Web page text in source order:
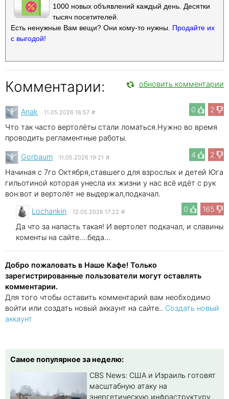
1000 новых объявлений каждый день. Десятки
тысяч посетителей.
Есть ненужные Вам вещи? Они кому-то нужны. Продайте их
с выгодой!
Комментарии: обновить комментарии
0 2
Anak 11.05.2026 16:57 #
Что так часто вертолёты стали ломаться.Нужно во время
проводить регламентные работы.
4
2
Gorbaum 11.05.2026 19:21 #
Начиная с 7го Октября,ставшего для взрослых и детей Юга
гильотиной которая унесла их жизни у нас всё идёт с рук
вон:вот и вертолёт не выдержал,подкачал.
0
165
Lochankin 12.05.2026 17:22 #
Да что за напасть такая! И вертолет подкачал, и славины
коменты на сайте....беда...
Добро пожаловать в Наше Кафе! Только
зарегистрированные пользователи могут оставлять
комментарии.
Для того чтобы оставить комментарий вам необходимо
войти или создать новый аккаунт на сайте.. Создать новый
аккаунт
Самое популярное за неделю:
CBS News: США и Израиль готовят
масштабную атаку на
энергетическую инфраструктуру